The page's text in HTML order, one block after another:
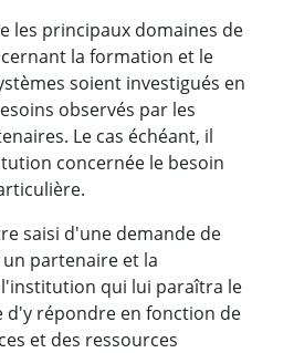
les principaux domaines de
la formation et le
soient investigués en
observés par les
Le cas échéant, il
concernée le besoin
saisi d'une demande de
partenaire et la
qui lui paraîtra le
d'y répondre en fonction de
et des ressources